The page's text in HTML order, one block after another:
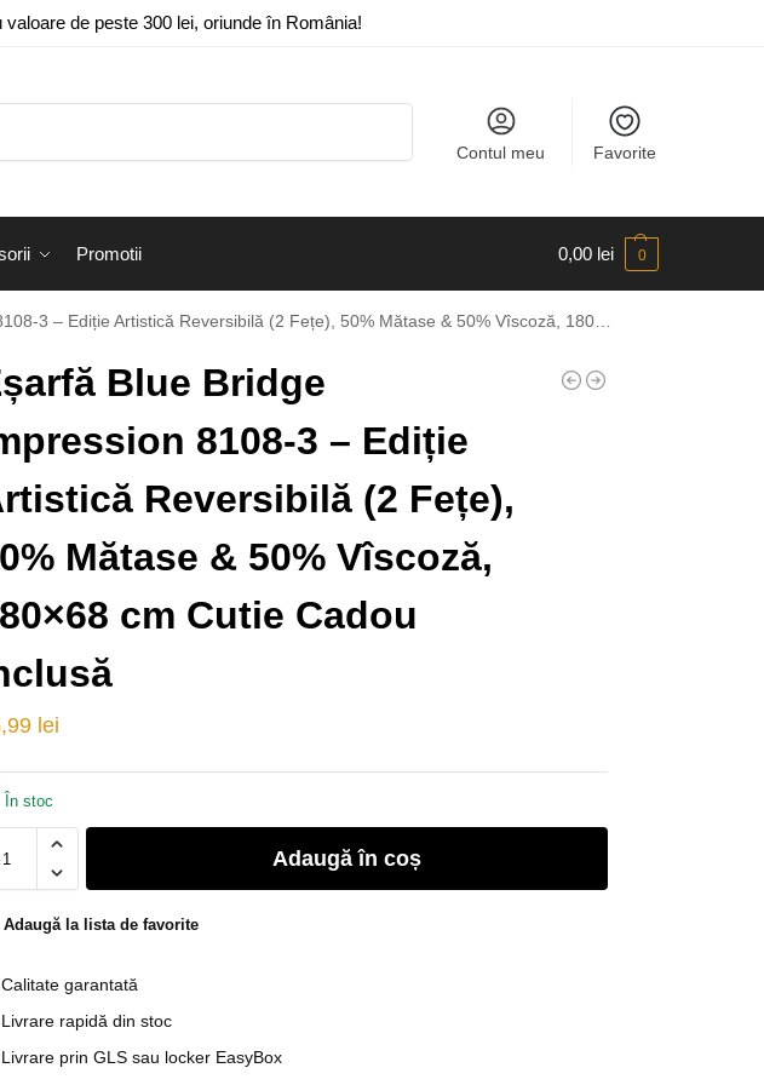
de peste 300 lei, oriunde în România!
Contul meu Favorite
Promotii 0,00 lei 0
Artistică Reversibilă (2 Fețe), 50% Mătase & 50% Vîscoză, 180×68 cm Cutie Cadou Inclusă
Blue Bridge
8108-3 – Ediție
Reversibilă (2 Fețe),
Mătase & 50% Vîscoză,
cm Cutie Cadou
lei
În stoc
Adaugă în coș
Adaugă la lista de favorite
Calitate garantată
rapidă din stoc
prin GLS sau locker EasyBox